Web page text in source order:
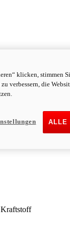
klicken, stimmen
verbessern, die
ALLE